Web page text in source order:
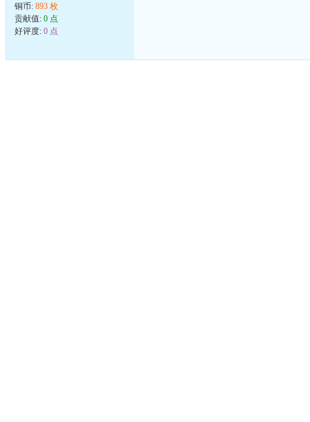
铜币: 893 枚
贡献值: 0 点
好评度: 0 点